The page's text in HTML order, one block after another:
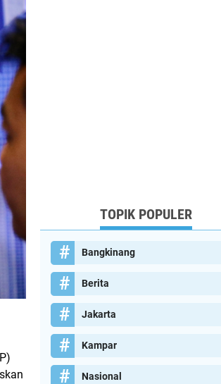
TOPIK POPULER
Bangkinang
Berita
Jakarta
Kampar
Nasional